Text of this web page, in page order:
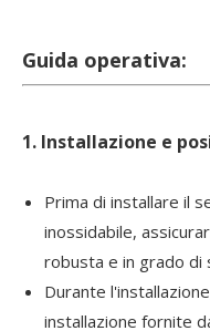
Guida operativa:
1. Installazione e
Prima di installare il
inossidabile,
robusta e in grado
Durante
installazione fornite